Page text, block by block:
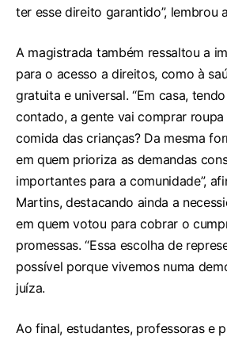
ter esse direito garantido”, lembrou
A magistrada também ressaltou a
para o acesso a direitos, como à
gratuita e universal. “Em casa,
contado, a gente vai comprar
comida das crianças? Da mesma
em quem prioriza as demandas
importantes para a comunidade”,
Martins, destacando ainda a
em quem votou para cobrar o
promessas. “Essa escolha de
possível porque vivemos numa
juíza.
Ao final, estudantes, professoras e